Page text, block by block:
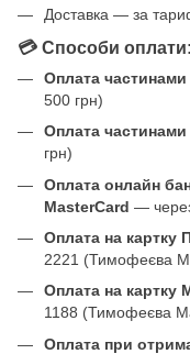
Доставка — за
💳 Способи оплати:
Оплата
500 грн)
Оплата
грн)
Оплата онлайн
MasterCard —
Оплата на картку
2221 (Тимофеєва
Оплата на картку
1188 (Тимофеєва
Оплата при